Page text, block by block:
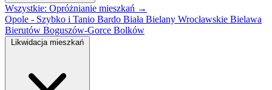
Wszystkie: Opróżnianie mieszkań →
Opole - Szybko i Tanio Bardo Biała Bielany Wrocławskie Bielawa
Bierutów Boguszów-Gorce Bolków
Likwidacja mieszkań